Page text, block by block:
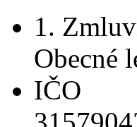
1.
Obecné
IČO